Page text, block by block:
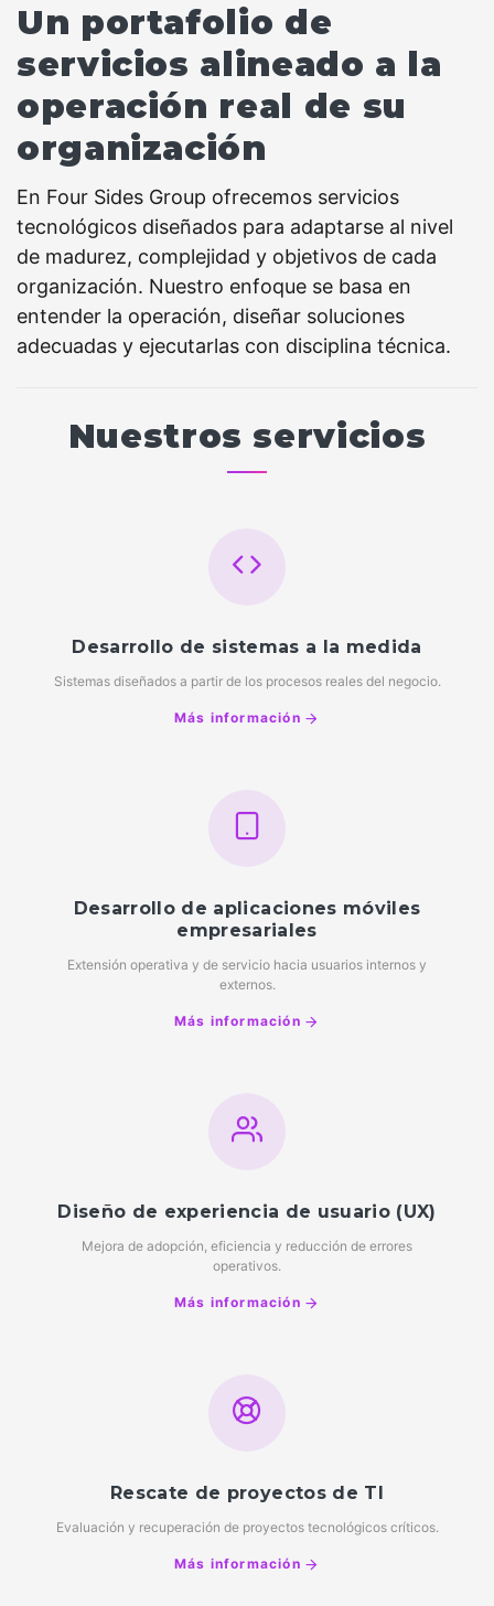
Un portafolio de
servicios alineado a la
operación real de su
organización
En Four Sides Group ofrecemos servicios
tecnológicos diseñados para adaptarse al nivel
de madurez, complejidad y objetivos de cada
organización. Nuestro enfoque se basa en
entender la operación, diseñar soluciones
adecuadas y ejecutarlas con disciplina técnica.
Nuestros servicios
Desarrollo de sistemas a la medida
Sistemas diseñados a partir de los procesos reales del negocio.
Más información
Desarrollo de aplicaciones móviles
empresariales
Extensión operativa y de servicio hacia usuarios internos y
externos.
Más información
Diseño de experiencia de usuario (UX)
Mejora de adopción, eficiencia y reducción de errores
operativos.
Más información
Rescate de proyectos de TI
Evaluación y recuperación de proyectos tecnológicos críticos.
Más información